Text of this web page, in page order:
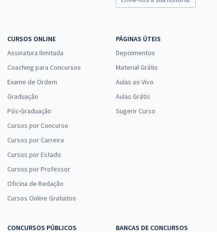
CURSOS ONLINE
Assinatura Ilimitada
Coaching para Concursos
Exame de Ordem
Graduação
Pós-Graduação
Cursos por Concurso
Cursos por Carreira
Cursos por Estado
Cursos por Professor
Oficina de Redação
Cursos Online Gratuitos
PÁGINAS ÚTEIS
Depoimentos
Material Grátis
Aulas ao Vivo
Aulas Grátis
Sugerir Curso
CONCURSOS PÚBLICOS
BANCAS DE CONCURSOS